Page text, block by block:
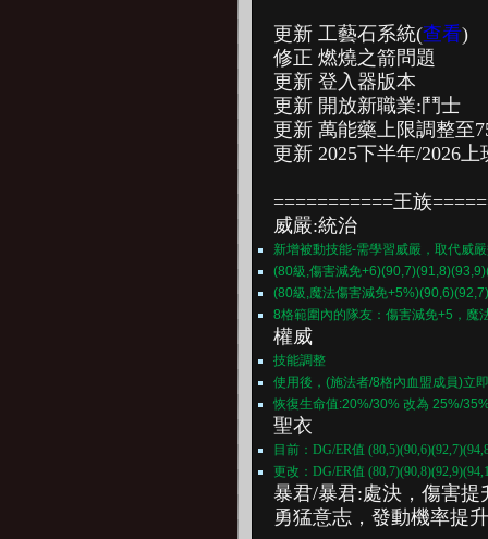
更新 工藝石系統(查看)
修正 燃燒之箭問題
更新 登入器版本
更新 開放新職業:鬥士
更新 萬能藥上限調整至
更新 2025下半年/2026
===========王族
威嚴:統治
新增被動技能-需學習威嚴，取代威
(80級,傷害減免
(80級,魔法傷害減免
8格範圍內的隊友：傷害減免+5，魔
權威
技能調整
使用後，(施法者/8格內血盟成員)立
恢復生命值:20%/30% 改為 25%/
聖衣
目前：DG/ER值
更改：DG/ER值
暴君/暴君:處決，傷害提
勇猛意志，發動機率提升